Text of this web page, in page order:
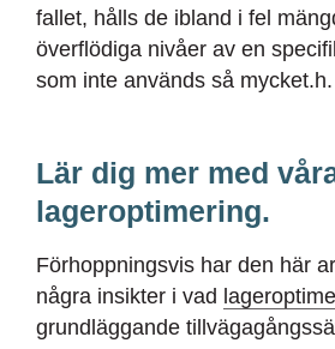
fallet, hålls de ibland i fel
överflödiga nivåer av en
som inte används så mycket.h.
Lär dig mer med
lageroptimering.
Förhoppningsvis har den här
några insikter i vad
grundläggande